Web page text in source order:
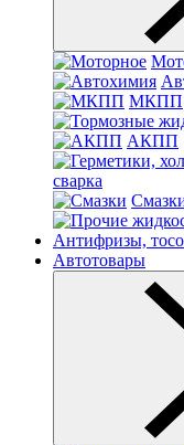
МКПП
АКПП
сварка
Антифризы,
Автотовары